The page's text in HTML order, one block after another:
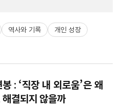
역사와 기록
개인 성장
: ‘직장 내 외로움’은 왜
결되지 않을까